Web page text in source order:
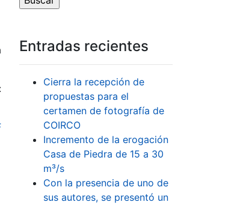
Entradas recientes
Cierra la recepción de
propuestas para el
certamen de fotografía de
COIRCO
Incremento de la erogación
Casa de Piedra de 15 a 30
m³/s
Con la presencia de uno de
sus autores, se presentó un